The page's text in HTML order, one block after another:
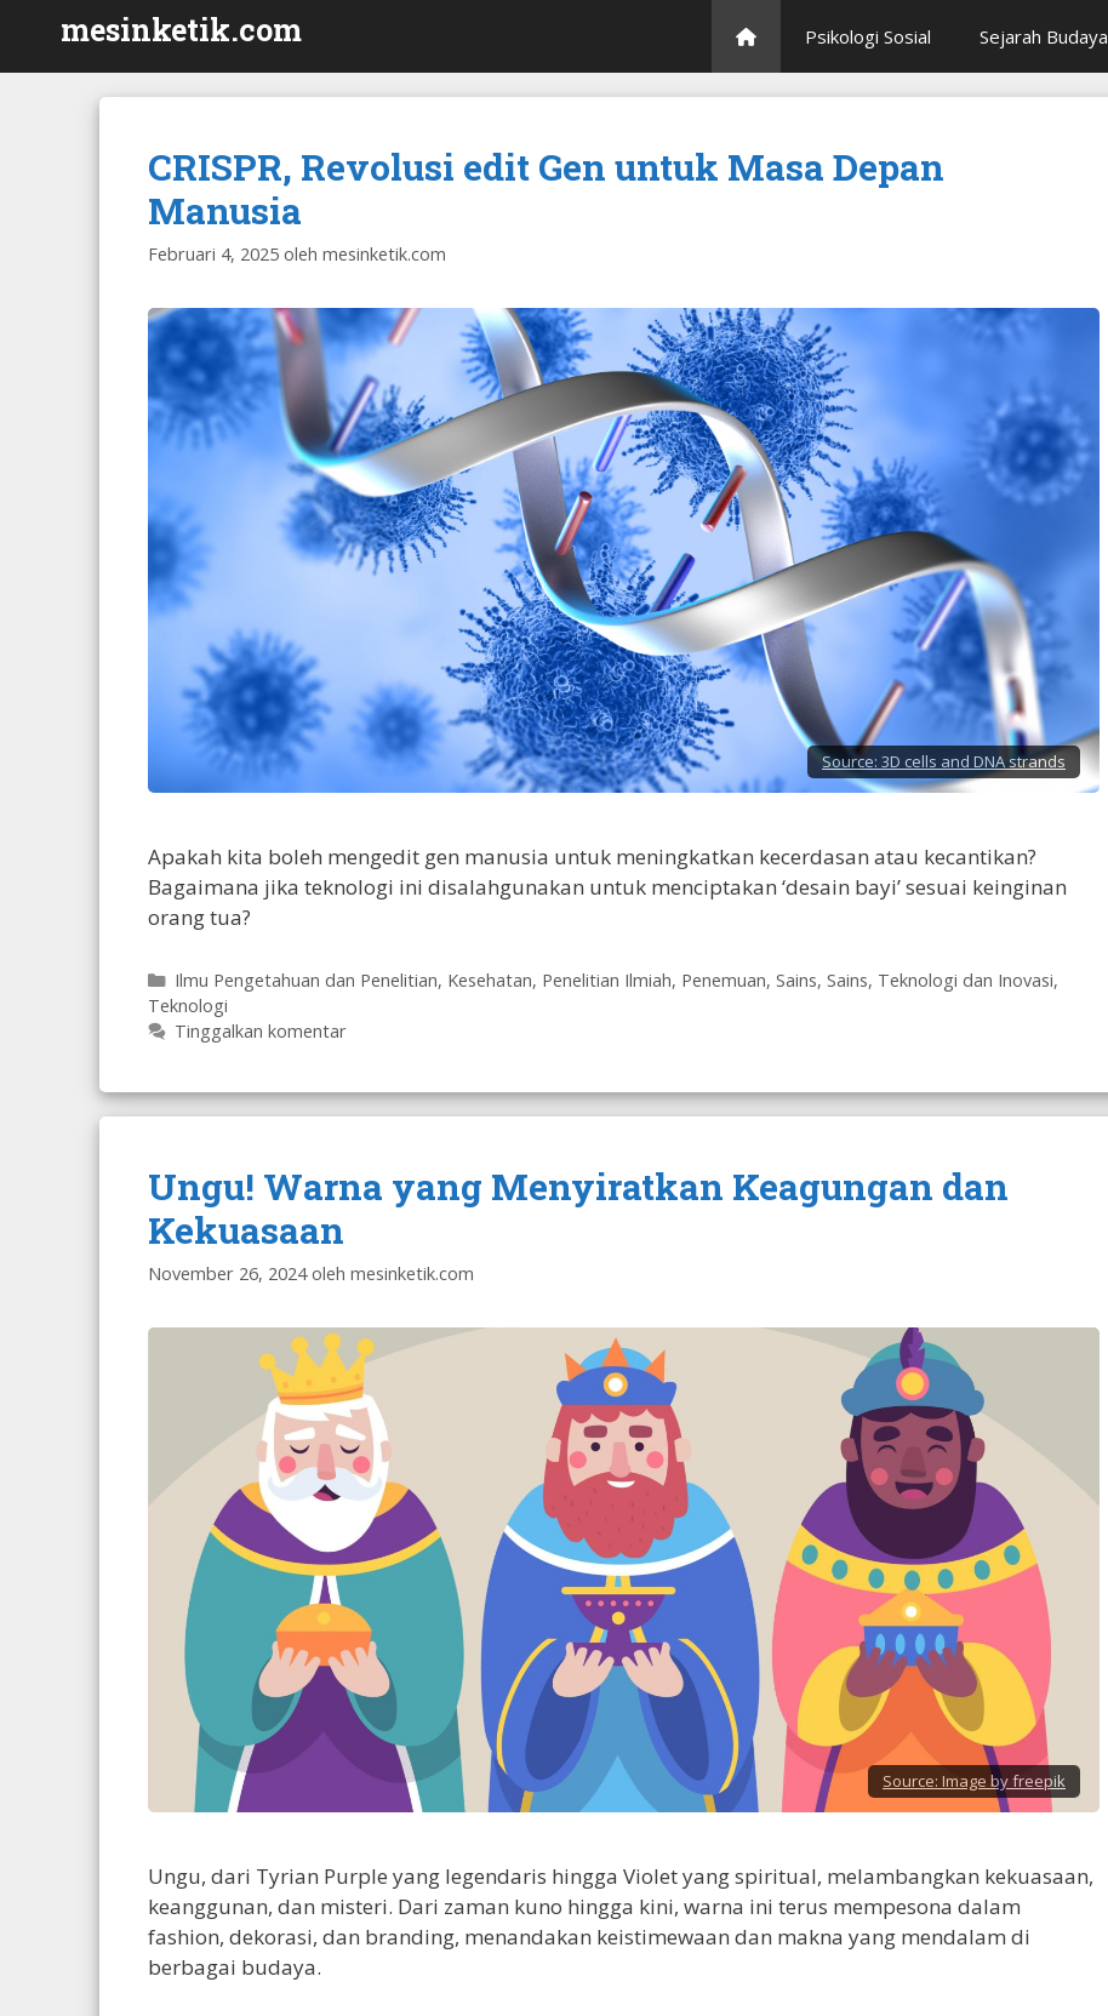
isi
mesinketik.com Psikologi Sosial Sejarah Budaya
CRISPR, Revolusi edit Gen untuk Masa Depan
Manusia
Februari 4, 2025 oleh mesinketik.com
Source: 3D cells and DNA strands
Apakah kita boleh mengedit gen manusia untuk meningkatkan kecerdasan atau kecantikan?
Bagaimana jika teknologi ini disalahgunakan untuk menciptakan ‘desain bayi’ sesuai keinginan
orang tua?
Kategori
Ilmu Pengetahuan dan Penelitian, Kesehatan, Penelitian Ilmiah, Penemuan, Sains, Sains, Teknologi dan Inovasi,
Teknologi
Tinggalkan komentar
Ungu! Warna yang Menyiratkan Keagungan dan
Kekuasaan
November 26, 2024 oleh mesinketik.com
Source: Image by freepik
Ungu, dari Tyrian Purple yang legendaris hingga Violet yang spiritual, melambangkan kekuasaan,
keanggunan, dan misteri. Dari zaman kuno hingga kini, warna ini terus mempesona dalam
fashion, dekorasi, dan branding, menandakan keistimewaan dan makna yang mendalam di
berbagai budaya.